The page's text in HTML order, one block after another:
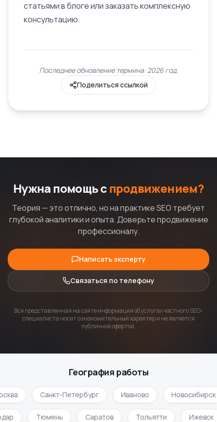
статьями в блоге или заказать комплексную
консультацию.
Последнее обновление термина: 2026 год.
Поделиться ссылкой
Нужна помощь с продвижением?
Теория — это отлично, но на практике SEO требует
глубокой аналитики и опыта. Доверьте продвижение
профессионалу.
Написать эксперту
Связаться по телефону
Вся представленная на сайте информация об услугах частного SEO-
специалиста носит ознакомительный характер и не является
публичной офертой.
География работы
Санкт-Петербург Иваново Новосибирск
Тюмень Саратов Тольятти Ижевск